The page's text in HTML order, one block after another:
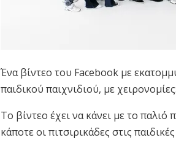
Ένα βίντεο του Facebook με
παιδικού παιχνιδιού, με
Το βίντεο έχει να κάνει με το παλιό
κάποτε οι πιτσιρικάδες στις